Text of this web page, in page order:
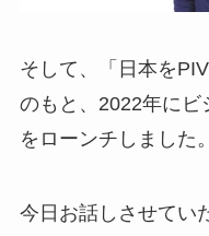
そして、「日本を
のもと、2022年にビ
をローンチしました。
今日お話しさせてい